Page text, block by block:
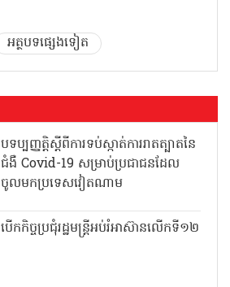
អត្ថបទផ្សេងទៀត
បទប្បញ្ញត្តិស្តីពីការទប់ស្កាត់ការរាតត្បាតនៃ
ជំងឺ Covid-19 សម្រាប់ប្រជាជនដែល
ចូលមកប្រទេសវៀតណាម
បើកកិច្ចប្រជុំរដ្ឋមន្ត្រីអប់រំអាស៊ានលើកទី១២